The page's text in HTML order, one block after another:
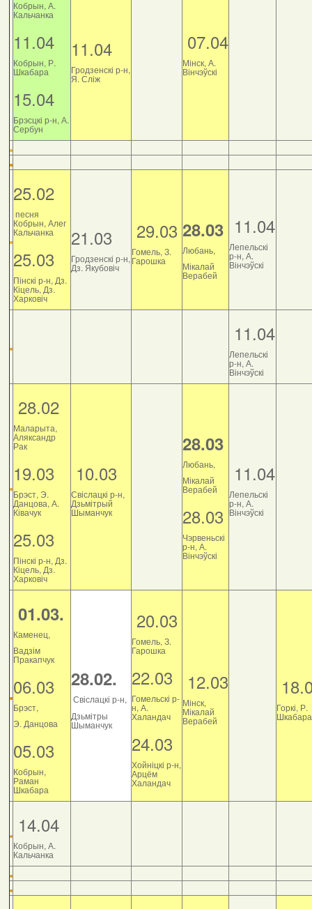
Кобрын, А.
Кальчанка
11.04
Кобрын, Р.
Шкабара
15.04
Брэсцкі р-н, А.
Сербун
11.04
Гродзенскі р-н,
Я. Сліж
07.04
Мінск, А.
Вінчэўскі
25.02
песня
Кобрын, Алег
Кальчанка
25.03
Пінскі р-н, Дз.
Кіцель, Дз.
Харковіч
21.03
Гродзенскі р-н,
Дз. Якубовіч
29.03
Гомель, З.
Гарошка
28.03
Любань,
Мікалай
Верабей
11.04
Лепельскі
р-н, А.
Вінчэўскі
11.04
Лепельскі
р-н, А.
Вінчэўскі
28.02
Маларыта,
Аляксандр
Рак
19.03
Брэст, Э.
Данцова, А.
Ківачук
25.03
Пінскі р-н, Дз.
Кіцель, Дз.
Харковіч
10.03
Свіслацкі р-н,
Дзьмітрый
Шыманчук
28.03
Любань,
Мікалай
Верабей
28.03
Чэрвеньскі
р-н, А.
Вінчэўскі
11.04
Лепельскі
р-н, А.
Вінчэўскі
01.03.
Каменец,
Вадзім
Пракапчук
06.03
Брэст,
Э. Данцова
05.03
Кобрын,
Раман
Шкабара
28.02.
Свіслацкі р-н,
Дзьмітры
Шыманчук
20.03
Гомель, З.
Гарошка
22.03
Гомельскі р-
н, А.
Халандач
24.03
Хойніцкі р-н,
Арцём
Халандач
12.03
Мінск,
Мікалай
Верабей
Горкі, Р.
Шкабара
14.04
Кобрын, А.
Кальчанка